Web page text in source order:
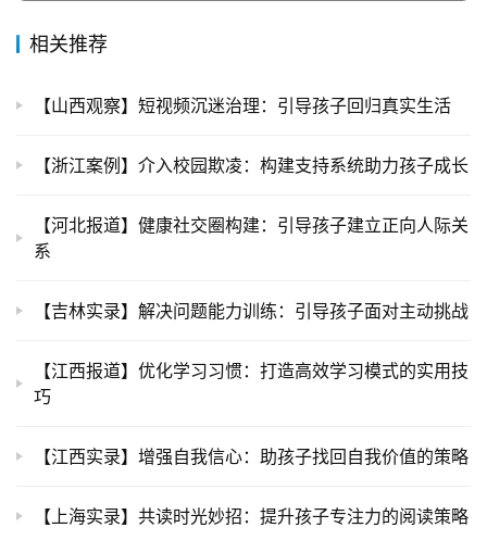
相关推荐
【山西观察】短视频沉迷治理：引导孩子回归真实生活
【浙江案例】介入校园欺凌：构建支持系统助力孩子成长
【河北报道】健康社交圈构建：引导孩子建立正向人际关
系
【吉林实录】解决问题能力训练：引导孩子面对主动挑战
【江西报道】优化学习习惯：打造高效学习模式的实用技
巧
【江西实录】增强自我信心：助孩子找回自我价值的策略
【上海实录】共读时光妙招：提升孩子专注力的阅读策略